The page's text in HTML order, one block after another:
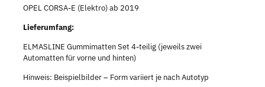
OPEL CORSA-E (Elektro) ab 2019
Lieferumfang:
ELMASLINE Gummimatten Set 4-teilig (jeweils zwei
Automatten für vorne und hinten)
Hinweis: Beispielbilder – Form variiert je nach Autotyp